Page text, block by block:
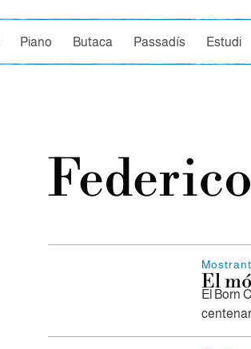
Piano Butaca Passadís Estudi
El
El Born